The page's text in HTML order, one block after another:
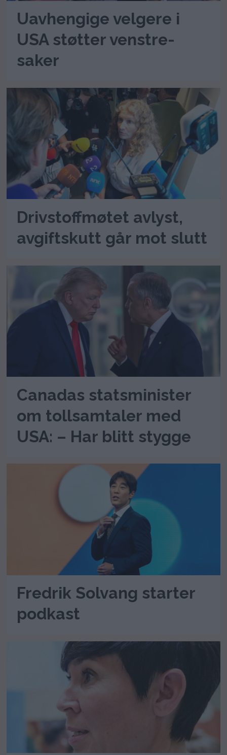
Uavhengige velgere i
USA støtter venstre-
saker
Drivstoffmøtet avlyst,
avgiftskutt går mot slutt
Canadas statsminister
om tollsamtaler med
USA: – Har blitt stygge
Fredrik Solvang starter
podkast